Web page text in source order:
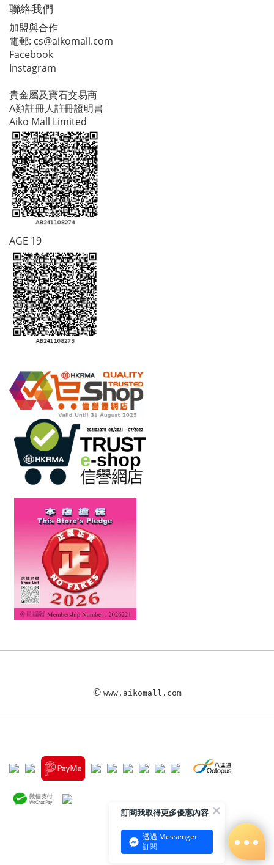
聯絡我們
加盟與合作
電郵: cs@aikomall.com
Facebook
Instagram
貴金屬及寶石交易商
A類註冊人註冊證明書
Aiko Mall Limited
AGE 19
© www.aikomall.com
訂閱我取得更多優惠內容
透過 Messenger
訂閱